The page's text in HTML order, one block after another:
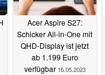
Acer Aspire S27:
Schicker All-in-One mit
QHD-Display ist jetzt
ab 1.199 Euro
verfügbar 16.05.2023